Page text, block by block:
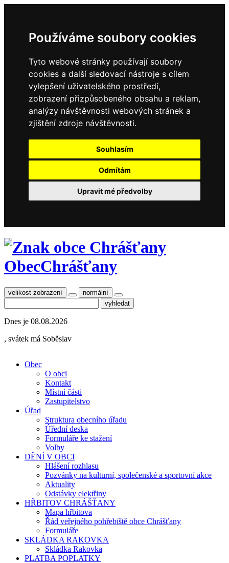
Používáme soubory cookies
Tyto webové stránky používají soubory
cookies a další sledovací nástroje s cílem
vylepšení uživatelského prostředí,
zobrazení přizpůsobeného obsahu a reklam,
analýzy návštěvnosti webových stránek a
zjištění zdroje návštěvnosti.
Souhlasím
Odmítám
Upravit mé předvolby
ObecChrášťany
velikost zobrazení normální
Dnes je 08.08.2026
, svátek má Soběslav
Obec
O obci
Kontakt
Místní části
Zastupitelstvo
Úřad
Struktura obecního úřadu
Úřední deska
Formuláře ke stažení
Volby
DĚNÍ V OBCI
Hlášení rozhlasu
Pozvánky na kulturní, společenské a sportovní akce
Aktuality
Odstávky elektřiny
HŘBITOV CHRÁŠŤANY
Mapa hřbitova
Řád veřejného pohřebiště obce Chrášťany
Formuláře
SKLÁDKA RAKOVKA
Skládka Rakovka
PLATBA POPLATKY